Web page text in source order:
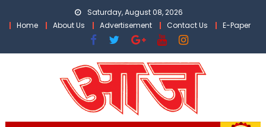
Saturday, August 08, 2026
Home
About Us Advertisement Contact Us E-Paper